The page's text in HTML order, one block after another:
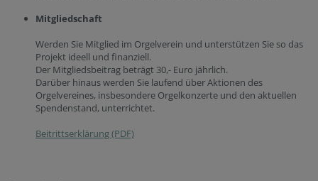
Mitgliedschaft
Werden Sie Mitglied im Orgelverein und unterstützen Sie so das
Projekt ideell und finanziell.
Der Mitgliedsbeitrag beträgt 30,- Euro jährlich.
Darüber hinaus werden Sie laufend über Aktionen des
Orgelvereines, insbesondere Orgelkonzerte und den aktuellen
Spendenstand, unterrichtet.
Beitrittserklärung (PDF)